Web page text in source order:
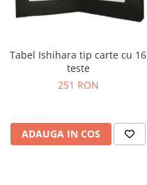
Tabel Ishihara tip carte cu 16
teste
251 RON
ADAUGA IN COS